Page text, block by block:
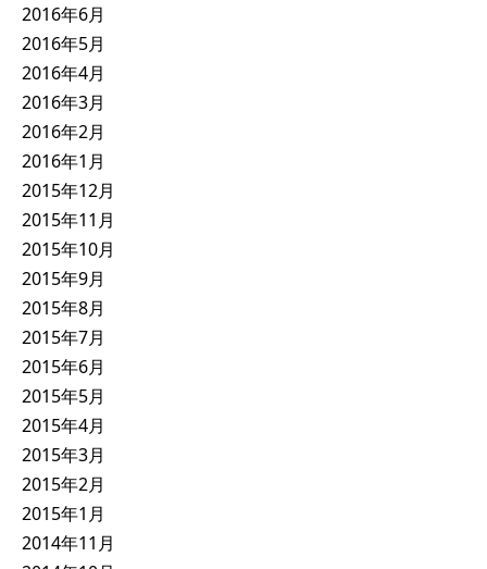
2016年6月
2016年5月
2016年4月
2016年3月
2016年2月
2016年1月
2015年12月
2015年11月
2015年10月
2015年9月
2015年8月
2015年7月
2015年6月
2015年5月
2015年4月
2015年3月
2015年2月
2015年1月
2014年11月